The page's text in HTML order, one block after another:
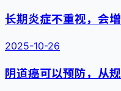
长期炎症不重视，会
2025-10-26
阴道癌可以预防，从